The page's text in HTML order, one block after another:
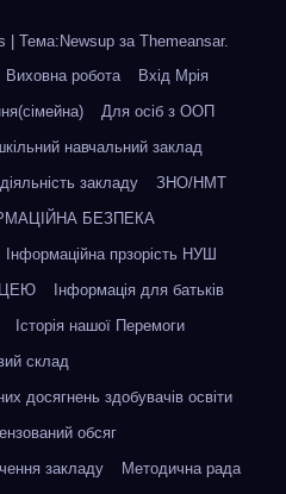
Тема:Newsup за Themeansar.
Виховна робота
Вхід Мрія
Для осіб з ООП
навчальний заклад
закладу
ЗНО/НМТ
БЕЗПЕКА
Інформаційна прзорість НУШ
Інформація для батьків
Історія нашої Перемоги
склад
досягнень здобувачів освіти
обсяг
закладу
Методична рада